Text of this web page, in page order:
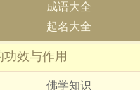
成语大全
起名大全
功效与作用
佛学知识